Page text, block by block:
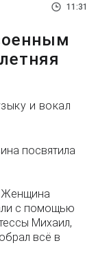
11:31
и вокал
посвятила
Женщина
с помощью
Михаил,
всё в